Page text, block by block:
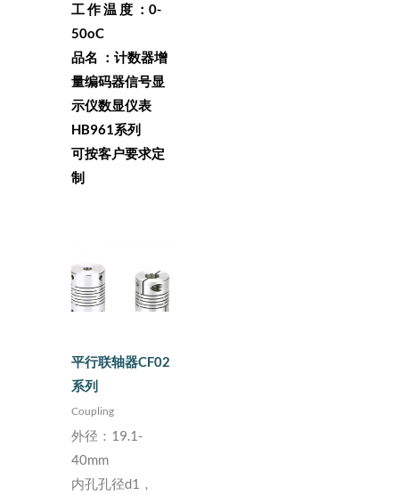
工 作 温 度 ：0-
50oC
品名 ：计数器增
量编码器信号显
示仪数显仪表
HB961系列
可按客户要求定
制
平行联轴器CF02
系列
Coupling
外径：19.1-
40mm
内孔孔径d1，